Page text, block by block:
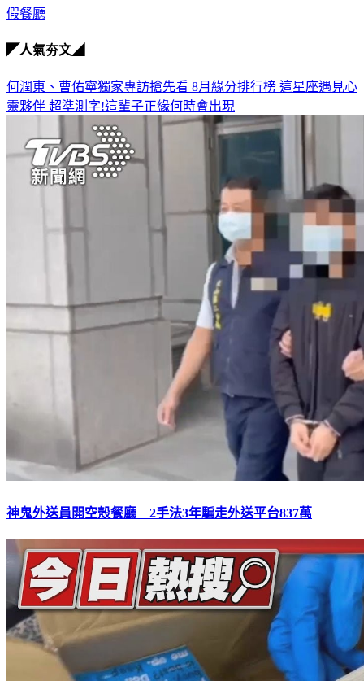
假餐廳
◤人氣夯文◢
何潤東、曹佑寧獨家專訪搶先看 8月緣分排行榜 這星座遇見心
靈夥伴 超準測字!這輩子正緣何時會出現
神鬼外送員開空殼餐廳 2手法3年騙走外送平台837萬